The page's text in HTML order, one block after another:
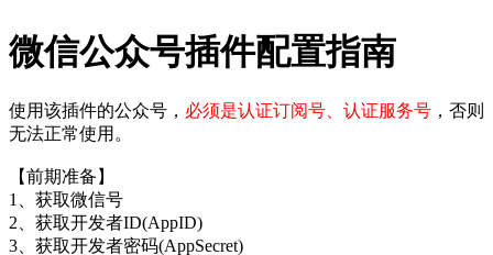
微信公众号插件配置指南
使用该插件的公众号， 必须是认证订阅号、认证服务号 ，否则
无法正常使用。
【前期准备】
1、获取微信号
2、获取开发者ID(AppID)
3、获取开发者密码(AppSecret)